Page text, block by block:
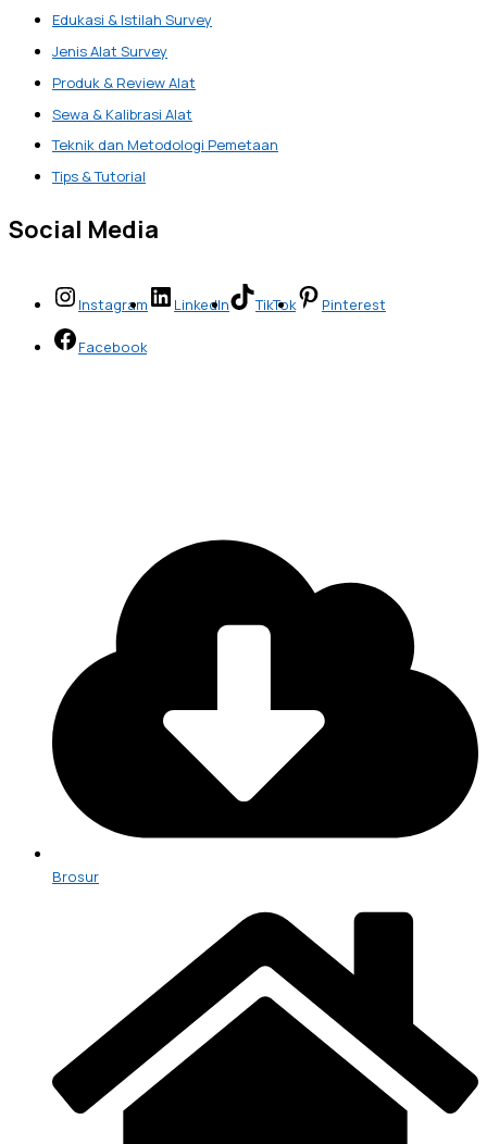
Edukasi & Istilah Survey
Jenis Alat Survey
Produk & Review Alat
Sewa & Kalibrasi Alat
Teknik dan Metodologi Pemetaan
Tips & Tutorial
Social Media
Instagram LinkedIn TikTok Pinterest
Facebook
Brosur